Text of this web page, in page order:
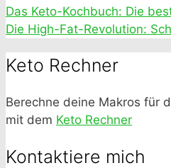
Das Keto-Kochbuch: Die
Die High-Fat-Revolution:
Keto Rechner
Berechne deine Makros für
mit dem Keto Rechner
Kontaktiere mich